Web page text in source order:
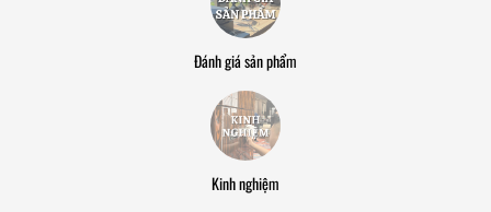
Đánh giá sản phẩm
Kinh nghiệm